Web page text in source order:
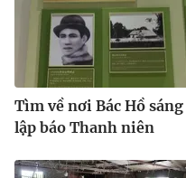
Tìm về nơi Bác Hồ sáng
lập báo Thanh niên